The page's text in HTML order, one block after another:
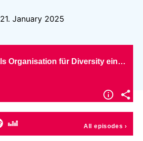
21. January 2025
Sich als Organisation für Diversity einsetzen - lohnt sich der Invest?
All episodes ›